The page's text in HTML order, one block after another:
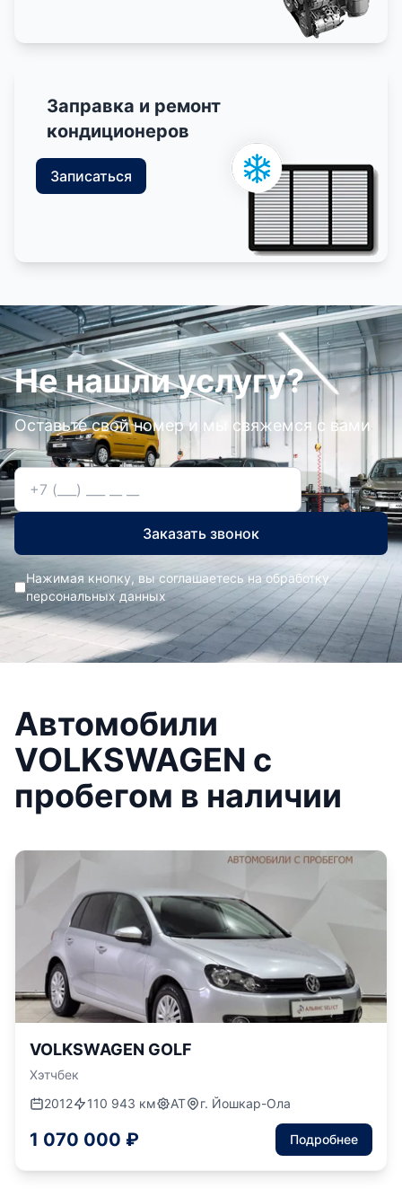
Заправка и ремонт
кондиционеров
Записаться
Не нашли услугу?
Оставьте свой номер и мы свяжемся с вами
Заказать звонок
Нажимая кнопку, вы соглашаетесь на обработку
персональных данных
Автомобили
VOLKSWAGEN с
пробегом в наличии
VOLKSWAGEN GOLF
Хэтчбек
2012
110 943 км АТ г. Йошкар-Ола
1 070 000 ₽ Подробнее